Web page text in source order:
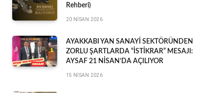
Rehberi)
20 NISAN 2026
AYAKKABI YAN SANAYİ SEKTÖRÜNDEN
ZORLU ŞARTLARDA “İSTİKRAR” MESAJI:
AYSAF 21 NİSAN’DA AÇILIYOR
15 NISAN 2026